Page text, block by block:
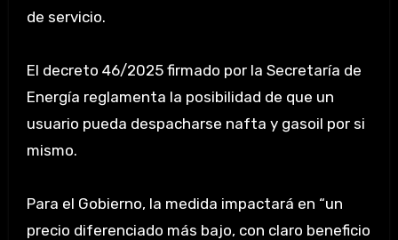
de servicio.
El decreto 46/2025 firmado por la Secretaría de
Energía reglamenta la posibilidad de que un
usuario pueda despacharse nafta y gasoil por si
mismo.
Para el Gobierno, la medida impactará en “un
precio diferenciado más bajo, con claro beneficio